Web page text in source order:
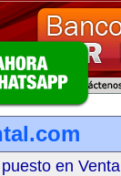
en Venta